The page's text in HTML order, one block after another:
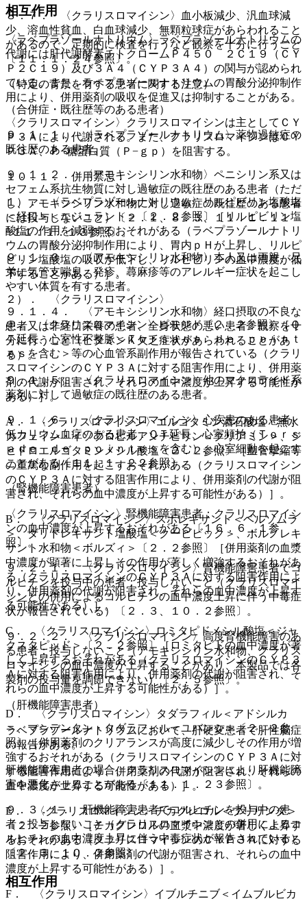
相互作用
〈ラベプラゾールナトリウム〉ラベプラゾールナトリウムの
代謝には肝代謝酵素チトクロームＰ４５０ ２Ｃ１９（ＣＹ
Ｐ２Ｃ１９）及び３Ａ４（ＣＹＰ３Ａ４）の関与が認められ
ている。また、ラベプラゾールナトリウムの胃酸分泌抑制作
用により、併用薬剤の吸収を促進又は抑制することがある。
〈クラリスロマイシン〉クラリスロマイシンは主としてＣＹ
Ｐ３Ａにより代謝される。また、クラリスロマイシンはＣＹ
Ｐ３Ａ、Ｐ−糖蛋白質（Ｐ−ｇｐ）を阻害する。
１０．１． 併用禁忌：
１）． 〈ラベプラゾールナトリウム〉リルピビリン塩酸塩
＜経口＞＜エジュラント＞〔２．２参照〕［リルピビリン塩
酸塩の作用を減弱するおそれがある（ラベプラゾールナトリ
ウムの胃酸分泌抑制作用により、胃内ｐＨが上昇し、リルピ
ビリン塩酸塩の吸収が低下し、リルピビリンの血中濃度が低
下することがある）］。
２）． 〈クラリスロマイシン〉
@． 〈クラリスロマイシン〉ピモジド〔２．２参照〕［Ｑ
Ｔ延長、心室性不整脈＜Ｔｏｒｓａｄｅ ｄｅ ｐｏｉｎｔ
ｅｓを含む＞等の心血管系副作用が報告されている（クラリ
スロマイシンのＣＹＰ３Ａに対する阻害作用により、併用薬
剤の代謝が阻害され、それらの血中濃度が上昇する可能性が
ある）］。
A． 〈クラリスロマイシン〉エルゴタミン酒石酸塩・無水
カフェイン・イソプロピルアンチピリン＜クリアミン＞、ジ
ヒドロエルゴタミンメシル酸塩〔２．２参照〕［血管攣縮等
の重篤な副作用を起こすおそれがある（クラリスロマイシン
のＣＹＰ３Ａに対する阻害作用により、併用薬剤の代謝が阻
害され、それらの血中濃度が上昇する可能性がある）］。
B． 〈クラリスロマイシン〉スボレキサント＜ベルソムラ
＞、ダリドレキサント塩酸塩＜クービビック＞、ボルノレキ
サント水和物＜ボルズィ＞〔２．２参照〕［併用薬剤の血漿
中濃度が顕著に上昇しその作用が著しく増強するおそれがあ
る（クラリスロマイシンのＣＹＰ３Ａに対する阻害作用によ
り、併用薬剤の代謝が阻害され、それらの血中濃度が上昇す
る可能性がある）］。
C． 〈クラリスロマイシン〉ロミタピドメシル酸塩＜ジャ
クスタピッド＞〔２．２参照〕［ロミタピドの血中濃度が著
しく上昇するおそれがある（クラリスロマイシンのＣＹＰ３
Ａに対する阻害作用により、併用薬剤の代謝が阻害され、そ
れらの血中濃度が上昇する可能性がある）］。
D． 〈クラリスロマイシン〉タダラフィル＜アドシルカ
＞、マシテンタン・タダラフィル＜ユバンシ＞〔２．２参
照〕［併用薬剤のクリアランスが高度に減少しその作用が増
強するおそれがある（クラリスロマイシンのＣＹＰ３Ａに対
する阻害作用により、併用薬剤の代謝が阻害され、それらの
血中濃度が上昇する可能性がある）］。
E． 〈クラリスロマイシン〉チカグレロル＜ブリリンタ＞
〔２．２参照〕［チカグレロルの血漿中濃度が著しく上昇す
るおそれがある（クラリスロマイシンのＣＹＰ３Ａに対する
阻害作用により、併用薬剤の代謝が阻害され、それらの血中
濃度が上昇する可能性がある）］。
F． 〈クラリスロマイシン〉イブルチニブ＜イムブルビカ
８．７． 〈クラリスロマイシン〉血小板減少、汎血球減
少、溶血性貧血、白血球減少、無顆粒球症があらわれること
があるので、定期的に検査を行うなど観察を十分に行うこと
〔１１．１．２４参照〕。
（特定の背景を有する患者に関する注意）
（合併症・既往歴等のある患者）
９．１．１． 〈ラベプラゾールナトリウム〉薬物過敏症の
既往歴のある患者。
９．１．２． 〈アモキシシリン水和物〉ペニシリン系又は
セフェム系抗生物質に対し過敏症の既往歴のある患者（ただ
し、アモキシシリン水和物に対し過敏症の既往歴のある患者
には投与しないこと）〔２．１、８．３、１１．１．１１
−１１．１．１３参照〕。
９．１．３． 〈アモキシシリン水和物〉本人又は両親、兄
弟に気管支喘息、発疹、蕁麻疹等のアレルギー症状を起こし
やすい体質を有する患者。
９．１．４． 〈アモキシシリン水和物〉経口摂取の不良な
患者又は非経口栄養の患者、全身状態の悪い患者：観察を十
分に行うこと（ビタミンＫ欠乏症状があらわれることがあ
る）。
９．１．５． 〈クラリスロマイシン〉他のマクロライド系
薬剤に対して過敏症の既往歴のある患者。
９．１．６． 〈クラリスロマイシン〉心疾患のある患者、
低カリウム血症のある患者：ＱＴ延長、心室頻拍（Ｔｏｒｓ
ａｄｅ ｄｅ ｐｏｉｎｔｅｓを含む）、心室細動を起こす
ことがある〔１１．１．２２参照〕。
（腎機能障害患者）
〈クラリスロマイシン〉腎機能障害患者：クラリスロマイシ
ンの血中濃度が上昇するおそれがある〔１６．６．１参
照〕。
９．２．１． 〈クラリスロマイシン〉腎機能障害患者でコ
ルヒチンを投与中の患者：投与しないこと（クラリスロマイ
シンとの併用によるコルヒチンの血中濃度上昇に伴う中毒症
状が報告されている）〔２．３、１０．２参照〕。
９．２．２． 〈クラリスロマイシン〉高度腎機能障害のあ
る患者：投与しないこと（アモキシシリン水和物、クラリス
ロマイシンの血中濃度が上昇することがあり、本製品では各
製剤の投与量を調節できない）〔２．５参照〕。
（肝機能障害患者）
ラベプラゾールナトリウムにおいて、肝硬変患者で肝性脳症
の報告がある。
肝機能障害患者の場合、クラリスロマイシンにより肝機能障
害を悪化させることがある〔１１．１．２３参照〕。
９．３．１． 肝機能障害患者でコルヒチンを投与中の患
者：投与しないこと（クラリスロマイシンとの併用によるコ
ルヒチンの血中濃度上昇に伴う中毒症状が報告されている）
〔２．３、１０．２参照〕。
相互作用